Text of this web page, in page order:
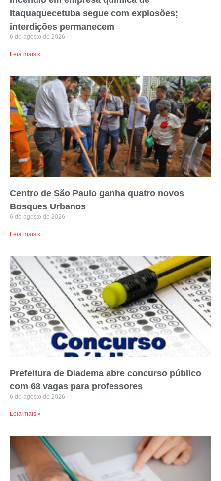
Itaquaquecetuba segue com explosões;
interdições permanecem
6 de agosto de 2026
Leia mais »
Centro de São Paulo ganha quatro novos
Bosques Urbanos
6 de agosto de 2026
Leia mais »
Prefeitura de Diadema abre concurso público
com 68 vagas para professores
6 de agosto de 2026
Leia mais »